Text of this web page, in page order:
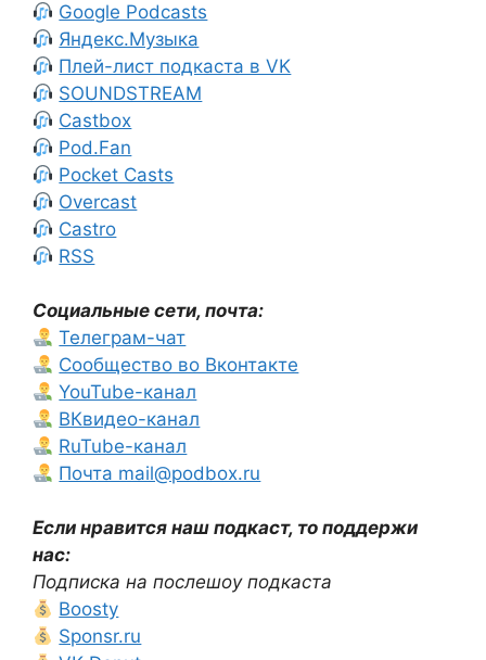
Google Podcasts
Яндекс.Музыка
Плей-лист подкаста в VK
SOUNDSTREAM
Castbox
Pod.Fan
Pocket Casts
Overcast
Castro
RSS
Социальные сети, почта:
Телеграм-чат
Сообщество во Вконтакте
YouTube-канал
ВКвидео-канал
RuTube-канал
Почта mail@podbox.ru
Если нравится наш подкаст, то поддержи
нас:
Подписка на послешоу подкаста
Boosty
Sponsr.ru